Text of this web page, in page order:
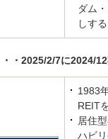
ダム
しす
・2025/2/7に2024/
1983
REIT
居住
ハビ